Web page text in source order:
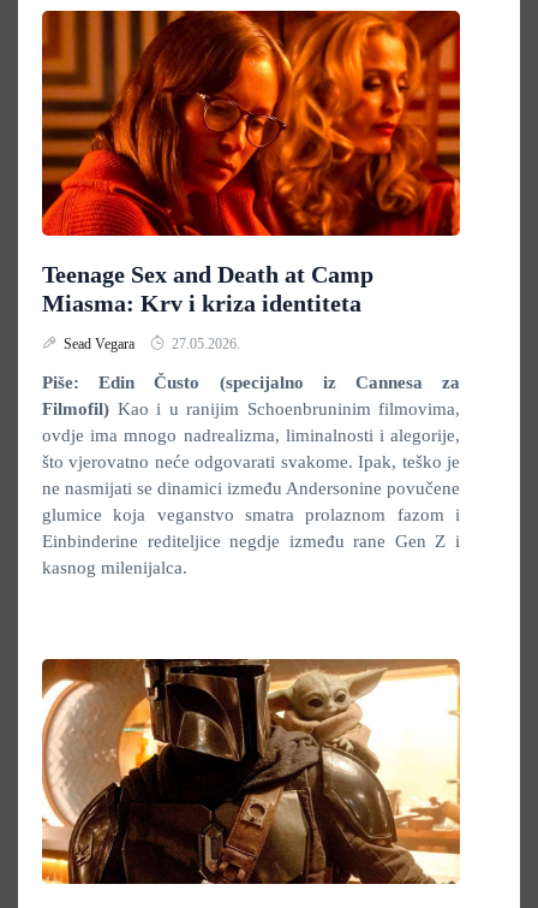
Teenage Sex and Death at Camp
Miasma: Krv i kriza identiteta
Sead Vegara 27.05.2026.
Piše: Edin Čusto (specijalno iz Cannesa za
Filmofil) Kao i u ranijim Schoenbruninim filmovima,
ovdje ima mnogo nadrealizma, liminalnosti i alegorije,
što vjerovatno neće odgovarati svakome. Ipak, teško je
ne nasmijati se dinamici između Andersonine povučene
glumice koja veganstvo smatra prolaznom fazom i
Einbinderine rediteljice negdje između rane Gen Z i
kasnog milenijalca.